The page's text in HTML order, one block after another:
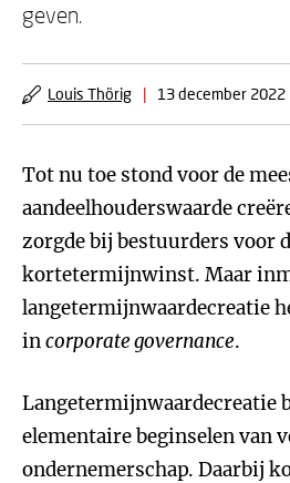
geven.
Louis Thörig | 13 december 2022
Tot nu toe stond voor de
aandeelhouderswaarde
zorgde bij bestuurders voor
kortetermijnwinst. Maar
langetermijnwaardecreatie
incorporate governance.
Langetermijnwaardecreatie
elementaire beginselen van
ondernemerschap. Daarbij